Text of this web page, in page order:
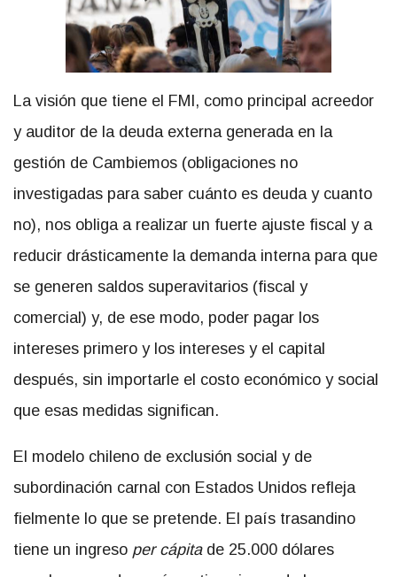
La visión que tiene el FMI, como principal acreedor
y auditor de la deuda externa generada en la
gestión de Cambiemos (obligaciones no
investigadas para saber cuánto es deuda y cuanto
no), nos obliga a realizar un fuerte ajuste fiscal y a
reducir drásticamente la demanda interna para que
se generen saldos superavitarios (fiscal y
comercial) y, de ese modo, poder pagar los
intereses primero y los intereses y el capital
después, sin importarle el costo económico y social
que esas medidas significan.
El modelo chileno de exclusión social y de
subordinación carnal con Estados Unidos refleja
fielmente lo que se pretende. El país trasandino
tiene un ingreso per cápitade 25.000 dólares